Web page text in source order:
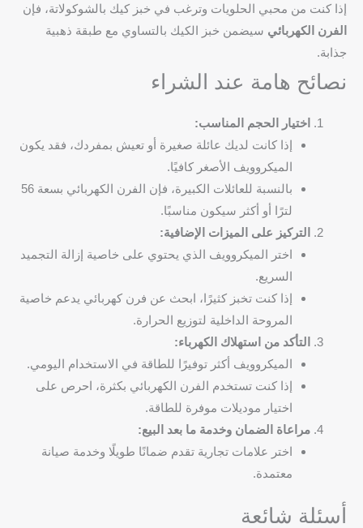
إذا كنت من محبي الحلويات وترغب في خبز كيك بالشوكولاتة، فإن
الفرن الكهربائي سيضمن خبز الكيك بالتساوي مع طبقة ذهبية
جذابة.
نصائح هامة عند الشراء
اختيار الحجم المناسب:
إذا كانت لديك عائلة صغيرة أو تعيش بمفردك، فقد يكون
الميكروويف الأصغر كافيًا.
بالنسبة للعائلات الكبيرة، فإن الفرن الكهربائي بسعة 56
لترًا أو أكثر سيكون مناسبًا.
التركيز على الميزات الإضافية:
اختر الميكروويف الذي يحتوي على خاصية إزالة التجميد
السريع.
إذا كنت تخبز كثيرًا، ابحث عن فرن كهربائي يدعم خاصية
المروحة الداخلية لتوزيع الحرارة.
التأكد من استهلاك الكهرباء:
الميكروويف أكثر توفيرًا للطاقة في الاستخدام اليومي.
إذا كنت تستخدم الفرن الكهربائي بكثرة، احرص على
اختيار موديلات موفرة للطاقة.
مراعاة الضمان وخدمة ما بعد البيع:
اختر علامات تجارية تقدم ضمانًا طويلًا وخدمة صيانة
معتمدة.
أسئلة شائعة